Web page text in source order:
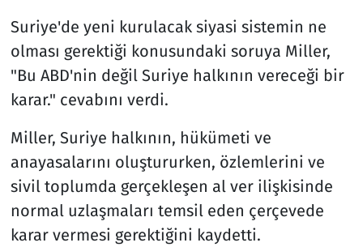
Suriye'de yeni kurulacak siyasi sistemin ne
olması gerektiği konusundaki soruya Miller,
"Bu ABD'nin değil Suriye halkının vereceği bir
karar." cevabını verdi.
Miller, Suriye halkının, hükümeti ve
anayasalarını oluştururken, özlemlerini ve
sivil toplumda gerçekleşen al ver ilişkisinde
normal uzlaşmaları temsil eden çerçevede
karar vermesi gerektiğini kaydetti.